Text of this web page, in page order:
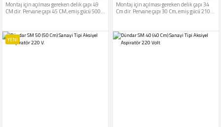
Montaj için açılması gereken delik çapı 49
CM dir. Pervane çapı 45 CM, emiş gücü 5000
Montaj için açılması gereken delik çapı 34
Cm dir. Pervane çapı 30 Cm, emiş gücü 2100
YENİ